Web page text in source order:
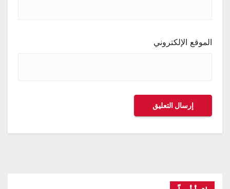
الموقع الإلكتروني